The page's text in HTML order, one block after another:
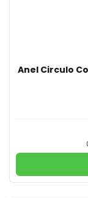
Anel Circulo